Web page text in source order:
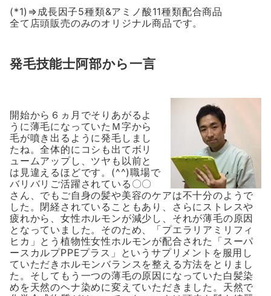
(*1)⇒成長因子5種類&アミノ酸11種類配合商品
全て店頭販売のみのオリジナル商品です。
発毛技能士阿部から一言
開始から６ヵ月でそりあがるよ
うに薄毛になっていたＭ字から
毛が噴き出るように発毛しまし
たね。全体的にコシも出てボリ
ュームアップし、ツヤも以前と
は見違えるほどです。(^^)職場で
バリバリご活躍されている〇〇
さん、でもご自身の髪や美容のケアは不十分のようで
した。閉経されていることもあり、さらにストレスや
疲れから、女性ホルモンが減少し、それが薄毛の原因
となっていました。そのため、「プエラリアミリフィ
ヒカ」とう植物性女性ホルモンが配合された「スーパ
ースカルプPPEプラス」というサプリメントを服用し
ていただきホルモンバランスを整える方法をとりまし
た。そしてもう一つの薄毛の原因になっていた白髪染
めを天然のヘナ染めに変えていただきました。天然で